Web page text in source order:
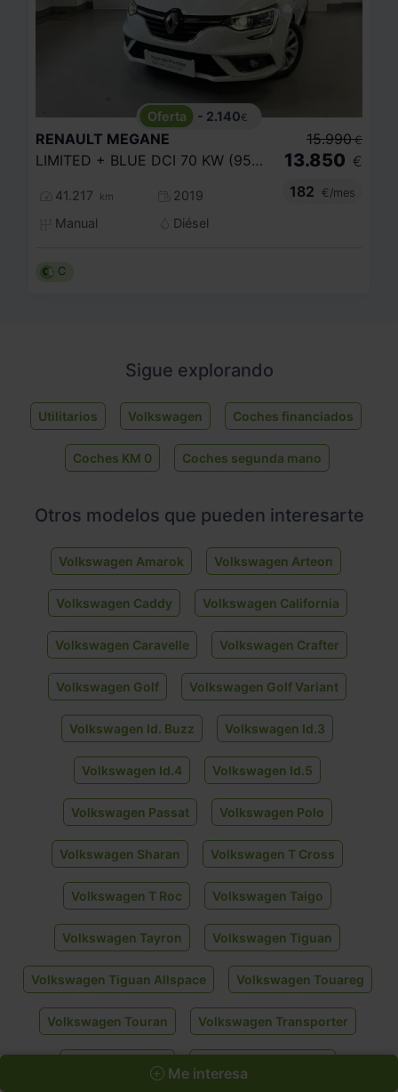
- 2.140€
RENAULT MEGANE
LIMITED + BLUE DCI 70 KW (95CV) SS
41.217 km
2019
Manual
Diésel
15.990 €
13.850 €
182
€/mes
C
Sigue explorando
Utilitarios Volkswagen Coches financiados
Coches KM 0 Coches segunda mano
Otros modelos que pueden interesarte
Volkswagen Amarok Volkswagen Arteon
Volkswagen Caddy Volkswagen California
Volkswagen Caravelle Volkswagen Crafter
Volkswagen Golf Volkswagen Golf Variant
Volkswagen Id. Buzz Volkswagen Id.3
Volkswagen Id.4 Volkswagen Id.5
Volkswagen Passat Volkswagen Polo
Volkswagen Sharan Volkswagen T Cross
Volkswagen T Roc Volkswagen Taigo
Volkswagen Tayron Volkswagen Tiguan
Volkswagen Tiguan Allspace Volkswagen Touareg
Volkswagen Touran Volkswagen Transporter
Volkswagen Id.7
Me interesa